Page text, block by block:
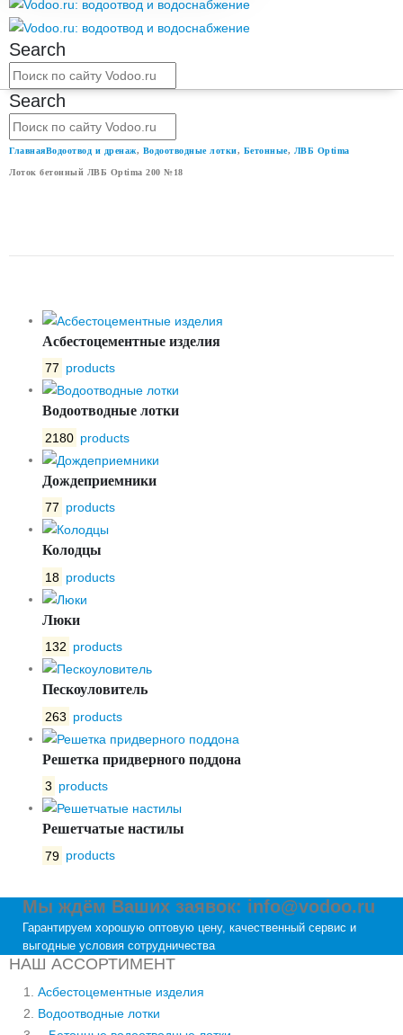
Search
Search
ГлавнаяВодоотвод и дренаж, Водоотводные лотки, Бетонные, ЛВБ Optima
Лоток бетонный ЛВБ Optima 200 №18
Асбестоцементные изделия
77 products
Водоотводные лотки
2180 products
Дождеприемники
77 products
Колодцы
18 products
Люки
132 products
Пескоуловитель
263 products
Решетка придверного поддона
3 products
Решетчатые настилы
79 products
Мы ждём Ваших заявок: info@vodoo.ru
Гарантируем хорошую оптовую цену, качественный сервис и
выгодные условия сотрудничества
НАШ АССОРТИМЕНТ
Асбестоцементные изделия
Водоотводные лотки